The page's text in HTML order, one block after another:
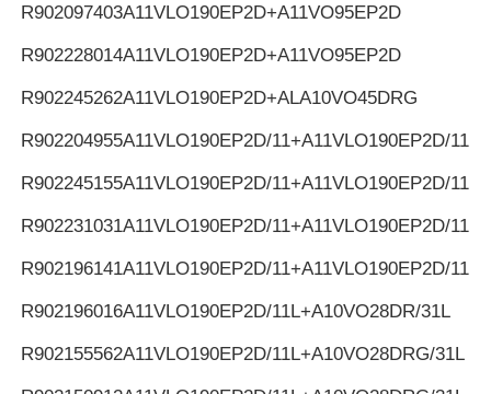
R902097403A11VLO190EP2D+A11VO95EP2D
R902228014A11VLO190EP2D+A11VO95EP2D
R902245262A11VLO190EP2D+ALA10VO45DRG
R902204955A11VLO190EP2D/11+A11VLO190EP2D/11
R902245155A11VLO190EP2D/11+A11VLO190EP2D/11
R902231031A11VLO190EP2D/11+A11VLO190EP2D/11
R902196141A11VLO190EP2D/11+A11VLO190EP2D/11
R902196016A11VLO190EP2D/11L+A10VO28DR/31L
R902155562A11VLO190EP2D/11L+A10VO28DRG/31L